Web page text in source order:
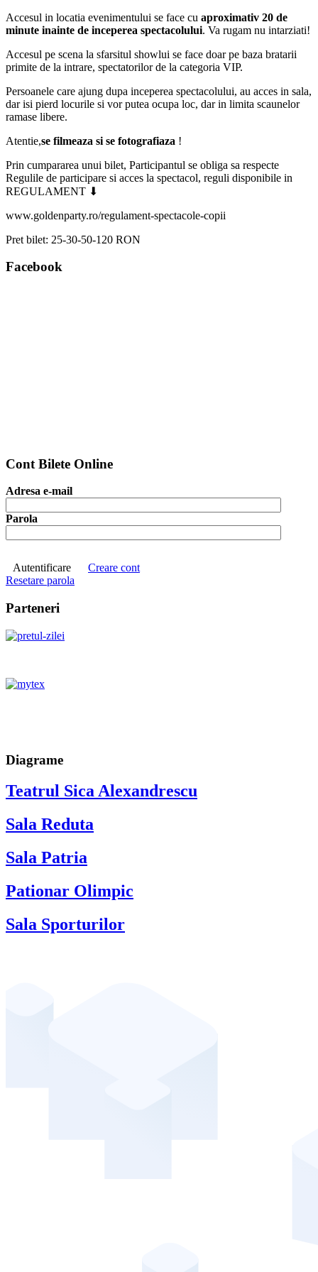
Accesul in locatia evenimentului se face cu aproximativ 20 de
minute inainte de inceperea spectacolului. Va rugam nu intarziati!
Accesul pe scena la sfarsitul showlui se face doar pe baza bratarii
primite de la intrare, spectatorilor de la categoria VIP.
Persoanele care ajung dupa inceperea spectacolului, au acces in sala,
dar isi pierd locurile si vor putea ocupa loc, dar in limita scaunelor
ramase libere.
Atentie,se filmeaza si se fotografiaza !
Prin cumpararea unui bilet, Participantul se obliga sa respecte
Regulile de participare si acces la spectacol, reguli disponibile in
REGULAMENT ⬇
www.goldenparty.ro/regulament-spectacole-copii
Pret bilet: 25-30-50-120 RON
Facebook
Cont Bilete Online
Adresa e-mail
Parola
Autentificare
Creare cont
Resetare parola
Parteneri
Diagrame
Teatrul Sica Alexandrescu
Sala Reduta
Sala Patria
Pationar Olimpic
Sala Sporturilor